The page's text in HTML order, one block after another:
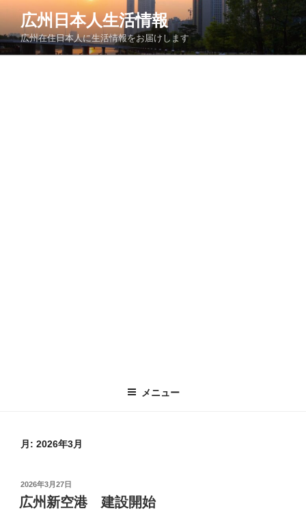
コ
ン
テ
ン
広州日本人生活情報
広州在住日本人に生活情報をお届けします
メニュー
月: 2026年3月
投
稿
日:
2026年3月27日
広州新空港 建設開始